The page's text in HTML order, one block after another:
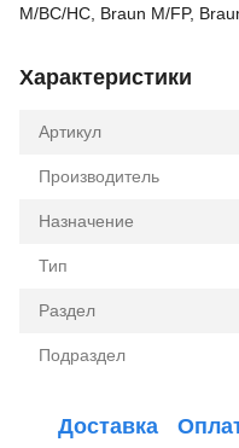
M/BC/HC, Braun M/FP,
Характеристики
Артикул
Производитель
Назначение
Тип
Раздел
Подраздел
Доставка